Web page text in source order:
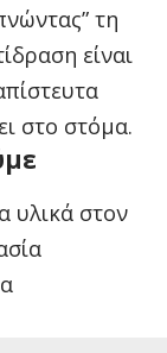
τη
είναι
στο στόμα.
υλικά στον